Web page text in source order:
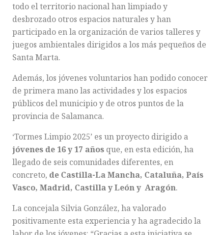
todo el territorio nacional han limpiado y
desbrozado otros espacios naturales y han
participado en la organización de varios talleres y
juegos ambientales dirigidos a los más pequeños de
Santa Marta.
Además, los jóvenes voluntarios han podido conocer
de primera mano las actividades y los espacios
públicos del municipio y de otros puntos de la
provincia de Salamanca.
‘Tormes Limpio 2025’ es un proyecto dirigido a
jóvenes de 16 y 17 años que, en esta edición, ha
llegado de seis comunidades diferentes, en
concreto, de Castilla-La Mancha, Cataluña, País
Vasco, Madrid, Castilla y León y Aragón.
La concejala Silvia González, ha valorado
positivamente esta experiencia y ha agradecido la